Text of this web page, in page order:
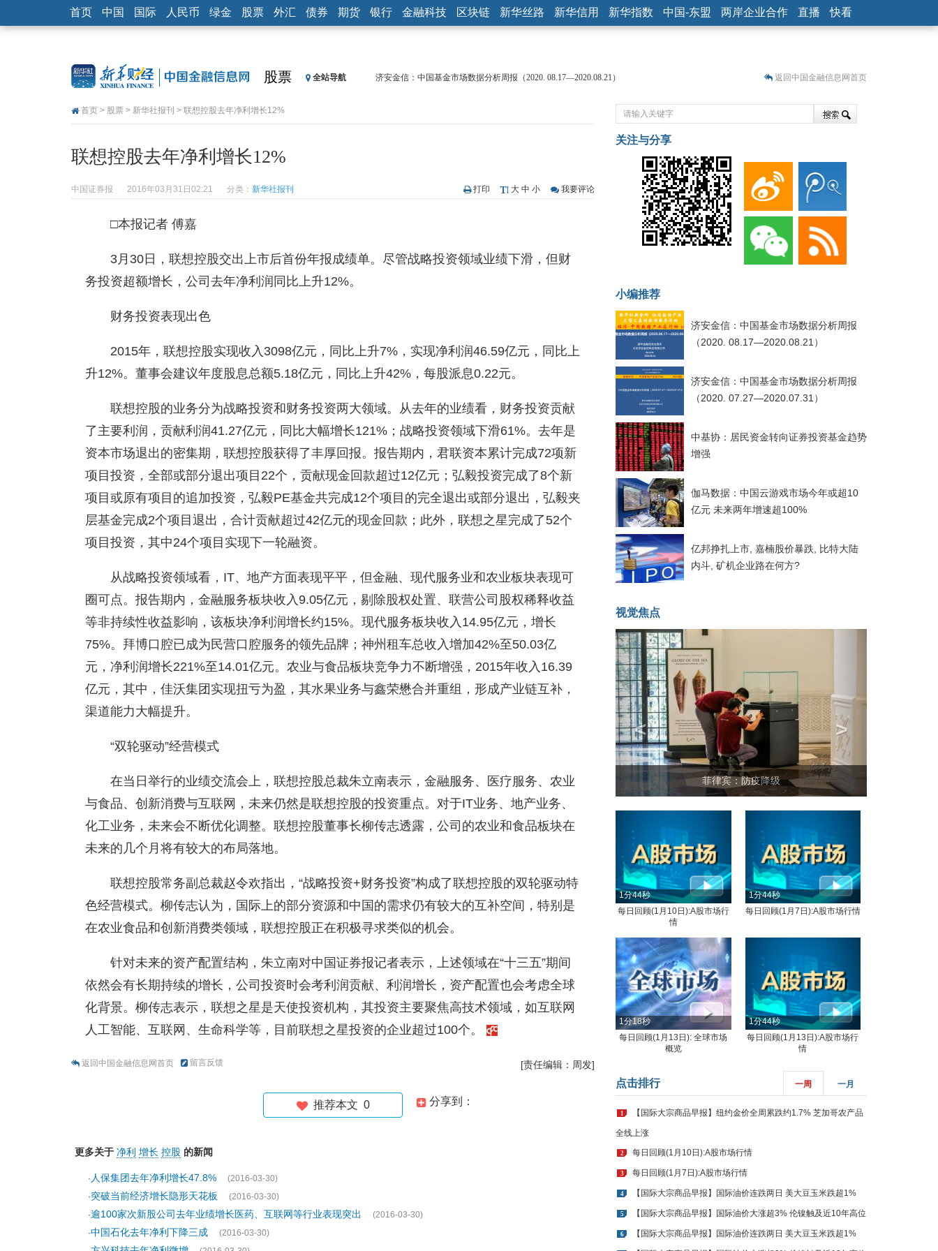
首页 中国 国际 人民币 绿金 股票 外汇 债券 期货 银行 金融科技 区块链 新华丝路 新华信用 新华指数 中国-东盟 两岸企业合作 直播 快看
股票 全站导航
济安金信：中国基金市场数据分析周报（2020. 08.17—2020.08.21）
央行公开市场净投放300亿元 短端资金利率明显下行
返回中国金融信息网首页
首页 > 股票 > 新华社报刊 > 联想控股去年净利增长12%
联想控股去年净利增长12%
中国证券报 2016年03月31日02:21 分类： 新华社报刊 打印 大 中 小 我要评论
□本报记者 傅嘉
3月30日，联想控股交出上市后首份年报成绩单。尽管战略投资领域业绩下滑，但财
务投资超额增长，公司去年净利润同比上升12%。
财务投资表现出色
2015年，联想控股实现收入3098亿元，同比上升7%，实现净利润46.59亿元，同比上
升12%。董事会建议年度股息总额5.18亿元，同比上升42%，每股派息0.22元。
联想控股的业务分为战略投资和财务投资两大领域。从去年的业绩看，财务投资贡献
了主要利润，贡献利润41.27亿元，同比大幅增长121%；战略投资领域下滑61%。去年是
资本市场退出的密集期，联想控股获得了丰厚回报。报告期内，君联资本累计完成72项新
项目投资，全部或部分退出项目22个，贡献现金回款超过12亿元；弘毅投资完成了8个新
项目或原有项目的追加投资，弘毅PE基金共完成12个项目的完全退出或部分退出，弘毅夹
层基金完成2个项目退出，合计贡献超过42亿元的现金回款；此外，联想之星完成了52个
项目投资，其中24个项目实现下一轮融资。
从战略投资领域看，IT、地产方面表现平平，但金融、现代服务业和农业板块表现可
圈可点。报告期内，金融服务板块收入9.05亿元，剔除股权处置、联营公司股权稀释收益
等非持续性收益影响，该板块净利润增长约15%。现代服务板块收入14.95亿元，增长
75%。拜博口腔已成为民营口腔服务的领先品牌；神州租车总收入增加42%至50.03亿
元，净利润增长221%至14.01亿元。农业与食品板块竞争力不断增强，2015年收入16.39
亿元，其中，佳沃集团实现扭亏为盈，其水果业务与鑫荣懋合并重组，形成产业链互补，
渠道能力大幅提升。
“双轮驱动”经营模式
在当日举行的业绩交流会上，联想控股总裁朱立南表示，金融服务、医疗服务、农业
与食品、创新消费与互联网，未来仍然是联想控股的投资重点。对于IT业务、地产业务、
化工业务，未来会不断优化调整。联想控股董事长柳传志透露，公司的农业和食品板块在
未来的几个月将有较大的布局落地。
联想控股常务副总裁赵令欢指出，“战略投资+财务投资”构成了联想控股的双轮驱动特
色经营模式。柳传志认为，国际上的部分资源和中国的需求仍有较大的互补空间，特别是
在农业食品和创新消费类领域，联想控股正在积极寻求类似的机会。
针对未来的资产配置结构，朱立南对中国证券报记者表示，上述领域在“十三五”期间
依然会有长期持续的增长，公司投资时会考利润贡献、利润增长，资产配置也会考虑全球
化背景。柳传志表示，联想之星是天使投资机构，其投资主要聚焦高技术领域，如互联网
人工智能、互联网、生命科学等，目前联想之星投资的企业超过100个。
返回中国金融信息网首页 留言反馈 [责任编辑：周发]
分享到：
推荐本文 0
更多关于 净利 增长 控股 的新闻
· 人保集团去年净利增长47.8%
(2016-03-30)
·突破当前经济增长隐形天花板
(2016-03-30)
·逾100家次新股公司去年业绩增长医药、互联网等行业表现突出
(2016-03-30)
·中国石化去年净利下降三成
(2016-03-30)
关注与分享
小编推荐
济安金信：中国基金市场数据分析周报
（2020. 08.17—2020.08.21）
济安金信：中国基金市场数据分析周报
（2020. 07.27—2020.07.31）
中基协：居民资金转向证券投资基金趋势
增强
伽马数据：中国云游戏市场今年或超10
亿元 未来两年增速超100%
亿邦挣扎上市, 嘉楠股价暴跌, 比特大陆
内斗, 矿机企业路在何方?
视觉焦点
菲律宾：防疫降级
< >
1分44秒
每日回顾(1月10日):A股市场行
情
1分44秒
每日回顾(1月7日):A股市场行情
1分18秒
每日回顾(1月13日): 全球市场
概览
1分44秒
每日回顾(1月13日):A股市场行
情
点击排行 一周 一月
1 【国际大宗商品早报】纽约金价全周累跌约1.7% 芝加哥农产品
全线上涨
2 每日回顾(1月10日):A股市场行情
3 每日回顾(1月7日):A股市场行情
4 【国际大宗商品早报】国际油价连跌两日 美大豆玉米跌超1%
5 【国际大宗商品早报】国际油价大涨超3% 伦镍触及近10年高位
6 【国际大宗商品早报】国际油价连跌两日 美大豆玉米跌超1%